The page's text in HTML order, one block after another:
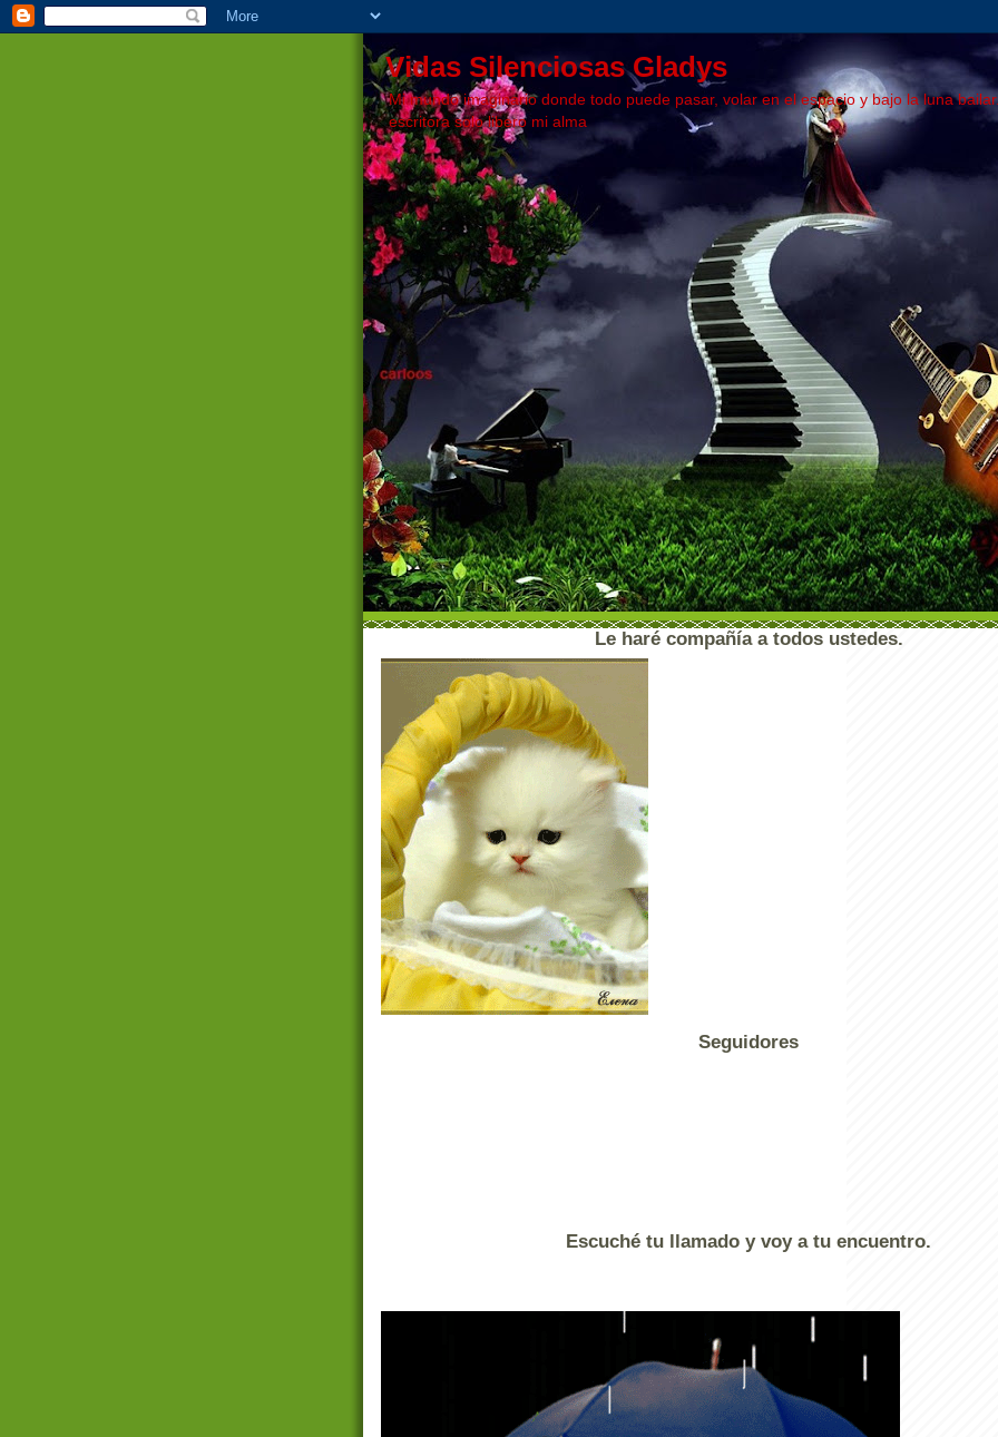
Vidas Silenciosas Gladys
Mi mundo imaginario donde todo puede pasar, volar en el espacio y bajo la luna
escritora solo libero mi alma
Le haré compañía a todos ustedes.
Seguidores
Escuché tu llamado y voy a tu encuentro.